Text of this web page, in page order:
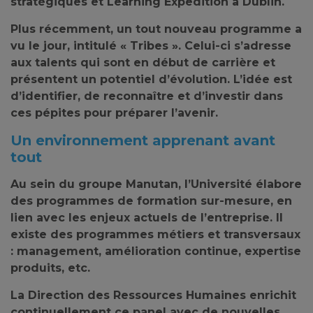
Plus récemment, un tout nouveau programme a
vu le jour, intitulé « Tribes ». Celui-ci s’adresse
aux talents qui sont en début de carrière et
présentent un potentiel d’évolution. L’idée est
d’identifier, de reconnaître et d’investir dans
ces pépites pour préparer l’avenir.
Un environnement apprenant avant
tout
Au sein du groupe Manutan, l’Université élabore
des programmes de formation sur-mesure, en
lien avec les enjeux actuels de l’entreprise. Il
existe des programmes métiers et transversaux
: management, amélioration continue, expertise
produits, etc.
La Direction des Ressources Humaines enrichit